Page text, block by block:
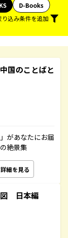
D-Books
り込み条件を追加
国のことばと
があなたにお届
絶景集
詳細を見る
日本編